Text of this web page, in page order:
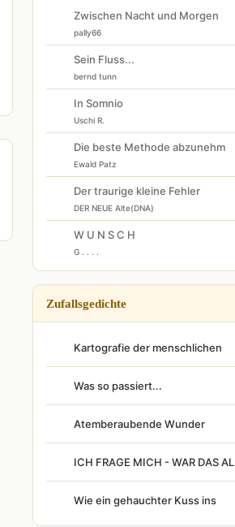
Zwischen Nacht und Morgen
pally66
Sein Fluss...
bernd tunn
In Somnio
Uschi R.
Die beste Methode abzunehm
Ewald Patz
Der traurige kleine Fehler
DER NEUE Alte(DNA)
W U N S C H
G . . . .
Zufallsgedichte
Kartografie der menschlichen
Was so passiert...
Atemberaubende Wunder
ICH FRAGE MICH - WAR DAS AL
Wie ein gehauchter Kuss ins